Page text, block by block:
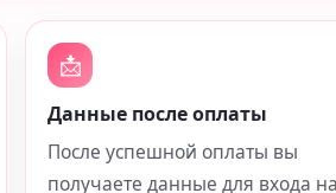
📩
Данные после оплаты
После успешной оплаты вы
получаете данные для входа на